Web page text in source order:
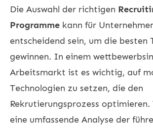
Die Auswahl der richtigen
Programme kann für
entscheidend sein, um die besten
gewinnen. In einem
Arbeitsmarkt ist es wichtig, auf
Technologien zu setzen, die den
Rekrutierungsprozess optimieren.
eine umfassende Analyse der